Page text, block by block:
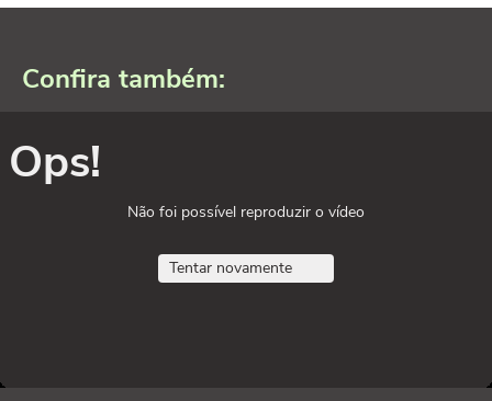
Confira também:
Ops!
Não foi possível reproduzir o vídeo
Tentar novamente